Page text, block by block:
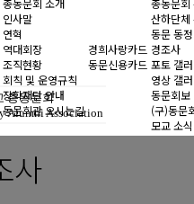
총동문회 소개
인사말
연혁
역대회장
조직현황
회칙 및 운영규칙
장학재단 안내
동문회관 오시는길
경희사랑카드
동문신용카드
총동문회
산하단체
동문 동정
경조사
포토 갤
영상 갤
동문회보
(구)동문
모교 소식
총동문회
Alumni Association
사